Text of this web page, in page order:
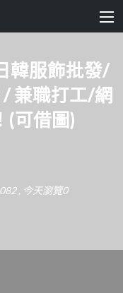
韓服飾批發/
兼職打工/網
(可借圖)
, 今天瀏覽0